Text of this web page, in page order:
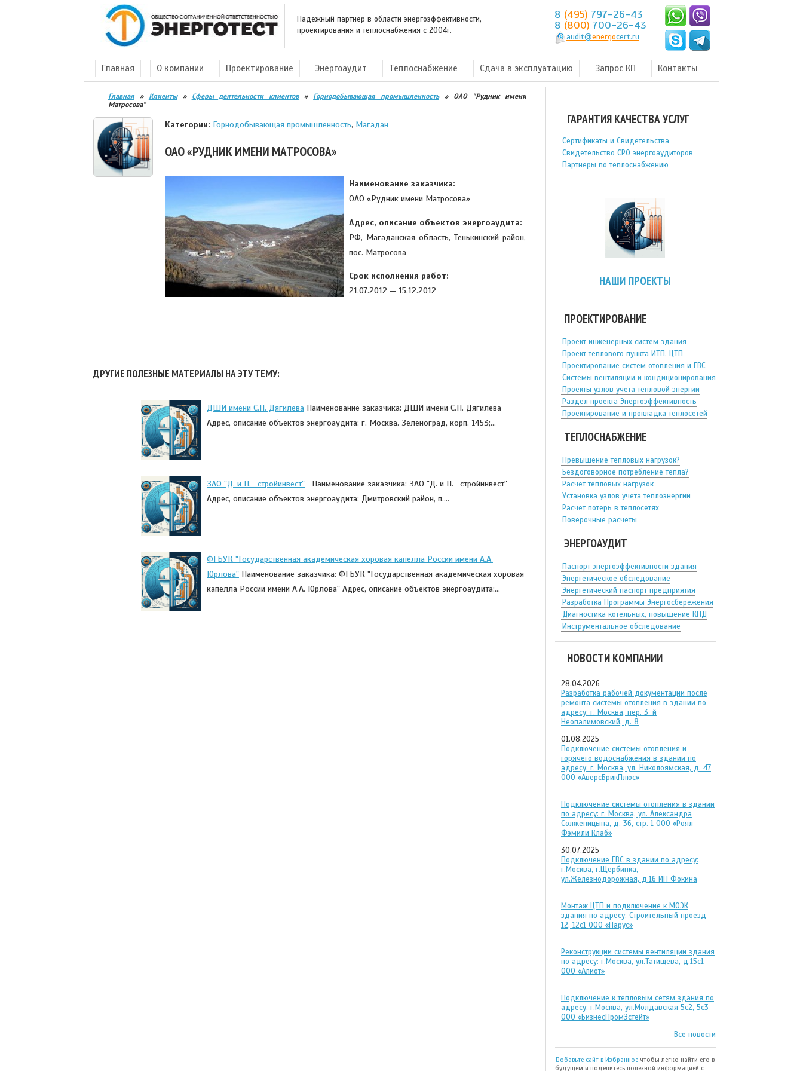
Надежный партнер в области энергоэффективности,
проектирования и теплоснабжения с 2004г.
8 (495) 797-26-43
8 (800) 700-26-43
audit@energocert.ru
Главная О компании Проектирование Энергоаудит Теплоснабжение Сдача в эксплуатацию Запрос КП Контакты
Главная » Клиенты» Сферы деятельности клиентов» Горнодобывающая промышленность» ОАО "Рудник имени
Матросова"
Категории: Горнодобывающая промышленность, Магадан
ОАО «РУДНИК ИМЕНИ МАТРОСОВА»
Наименование заказчика:
ОАО «Рудник имени Матросова»
Адрес, описание объектов энергоаудита:
РФ, Магаданская область, Тенькинский район,
пос. Матросова
Срок исполнения работ:
21.07.2012 — 15.12.2012
ДРУГИЕ ПОЛЕЗНЫЕ МАТЕРИАЛЫ НА ЭТУ ТЕМУ:
ДШИ имени С.П. Дягилева Наименование заказчика: ДШИ имени С.П. Дягилева
Адрес, описание объектов энергоаудита: г. Москва. Зеленоград, корп. 1453;…
ЗАО "Д. и П.- стройинвест" Наименование заказчика: ЗАО "Д. и П.- стройинвест"
Адрес, описание объектов энергоаудита: Дмитровский район, п.…
ФГБУК "Государственная академическая хоровая капелла России имени А.А.
Юрлова" Наименование заказчика: ФГБУК "Государственная академическая хоровая
капелла России имени А.А. Юрлова" Адрес, описание объектов энергоаудита:…
ГАРАНТИЯ КАЧЕСТВА УСЛУГ
Сертификаты и Свидетельства
Свидетельство СРО энергоаудиторов
Партнеры по теплоснабжению
НАШИ ПРОЕКТЫ
ПРОЕКТИРОВАНИЕ
Проект инженерных систем здания
Проект теплового пункта ИТП, ЦТП
Проектирование систем отопления и ГВС
Системы вентиляции и кондиционирования
Проекты узлов учета тепловой энергии
Раздел проекта Энергоэффективность
Проектирование и прокладка теплосетей
ТЕПЛОСНАБЖЕНИЕ
Превышение тепловых нагрузок?
Бездоговорное потребление тепла?
Расчет тепловых нагрузок
Установка узлов учета теплоэнергии
Расчет потерь в теплосетях
Поверочные расчеты
ЭНЕРГОАУДИТ
Паспорт энергоэффективности здания
Энергетическое обследование
Энергетический паспорт предприятия
Разработка Программы Энергосбережения
Диагностика котельных, повышение КПД
Инструментальное обследование
НОВОСТИ КОМПАНИИ
28.04.2026
Разработка рабочей документации после
ремонта системы отопления в здании по
адресу: г. Москва, пер. 3-й
Неопалимовский, д. 8
01.08.2025
Подключение системы отопления и
горячего водоснабжения в здании по
адресу: г. Москва, ул. Николоямская, д. 47
ООО «АверсБрикПлюс»
Подключение системы отопления в здании
по адресу: г. Москва, ул. Александра
Солженицына, д. 36, стр. 1 ООО «Роял
Фэмили Клаб»
30.07.2025
Подключение ГВС в здании по адресу:
г.Москва, г.Щербинка,
ул.Железнодорожная, д.16 ИП Фокина
Монтаж ЦТП и подключение к МОЭК
здания по адресу: Строительный проезд
12, 12с1 ООО «Парус»
Реконструкции системы вентиляции здания
по адресу: г.Москва, ул.Татищева, д.15с1
ООО «Алиот»
Подключение к тепловым сетям здания по
адресу: г.Москва, ул.Молдавская 5с2, 5с3
ООО «БизнесПромЭстейт»
Все новости
Добавьте сайт в Избранноечтобы легко найти его в
будущем и поделитесь полезной информацией с